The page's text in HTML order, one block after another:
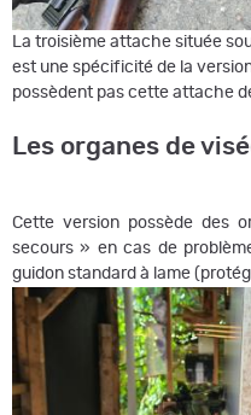
La troisième attache située
est une spécificité de la
possèdent pas cette attache
Les organes de
Cette version possède des
secours » en cas de
guidon standard à lame